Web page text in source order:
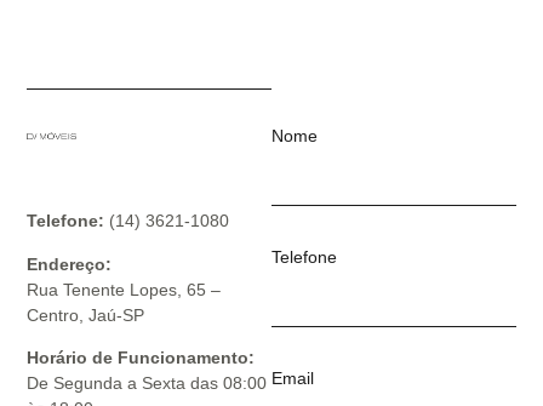
Telefone: (14) 3621-1080
Endereço:
Rua Tenente Lopes, 65 –
Centro, Jaú-SP
Horário de Funcionamento:
De Segunda a Sexta das 08:00
Nome
Telefone
Email